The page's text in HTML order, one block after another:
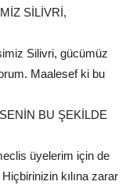
SİLİVRİ,
Silivri, gücümüz
Maalesef ki bu
BU ŞEKİLDE
üyelerim için de
kılına zarar